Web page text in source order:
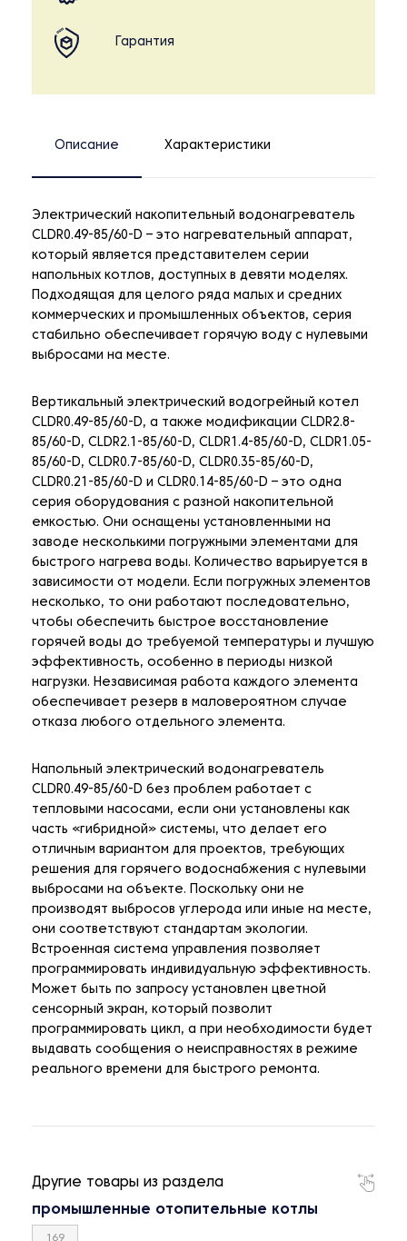
Гарантия
Описание Характеристики
Электрический накопительный водонагреватель
CLDR0.49-85/60-D – это нагревательный аппарат,
который является представителем серии
напольных котлов, доступных в девяти моделях.
Подходящая для целого ряда малых и средних
коммерческих и промышленных объектов, серия
стабильно обеспечивает горячую воду с нулевыми
выбросами на месте.
Вертикальный электрический водогрейный котел
CLDR0.49-85/60-D, а также модификации CLDR2.8-
85/60-D, CLDR2.1-85/60-D, CLDR1.4-85/60-D, CLDR1.05-
85/60-D, CLDR0.7-85/60-D, CLDR0.35-85/60-D,
CLDR0.21-85/60-D и CLDR0.14-85/60-D – это одна
серия оборудования с разной накопительной
емкостью. Они оснащены установленными на
заводе несколькими погружными элементами для
быстрого нагрева воды. Количество варьируется в
зависимости от модели. Если погружных элементов
несколько, то они работают последовательно,
чтобы обеспечить быстрое восстановление
горячей воды до требуемой температуры и лучшую
эффективность, особенно в периоды низкой
нагрузки. Независимая работа каждого элемента
обеспечивает резерв в маловероятном случае
отказа любого отдельного элемента.
Напольный электрический водонагреватель
CLDR0.49-85/60-D без проблем работает с
тепловыми насосами, если они установлены как
часть «гибридной» системы, что делает его
отличным вариантом для проектов, требующих
решения для горячего водоснабжения с нулевыми
выбросами на объекте. Поскольку они не
производят выбросов углерода или иные на месте,
они соответствуют стандартам экологии.
Встроенная система управления позволяет
программировать индивидуальную эффективность.
Может быть по запросу установлен цветной
сенсорный экран, который позволит
программировать цикл, а при необходимости будет
выдавать сообщения о неисправностях в режиме
реального времени для быстрого ремонта.
Другие товары из раздела
промышленные отопительные котлы
169